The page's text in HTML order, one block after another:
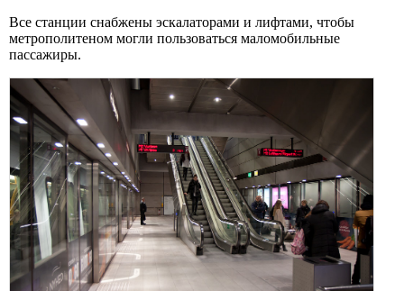
Все станции снабжены эскалаторами и лифтами, чтобы
метрополитеном могли пользоваться маломобильные
пассажиры.